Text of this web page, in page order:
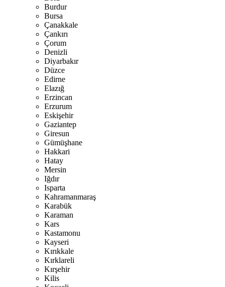
Burdur
Bursa
Çanakkale
Çankırı
Çorum
Denizli
Diyarbakır
Düzce
Edirne
Elazığ
Erzincan
Erzurum
Eskişehir
Gaziantep
Giresun
Gümüşhane
Hakkari
Hatay
Mersin
Iğdır
Isparta
Kahramanmaraş
Karabük
Karaman
Kars
Kastamonu
Kayseri
Kırıkkale
Kırklareli
Kırşehir
Kilis